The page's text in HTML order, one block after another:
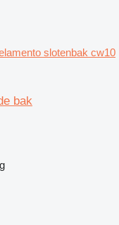
slotenbak cw10
bak